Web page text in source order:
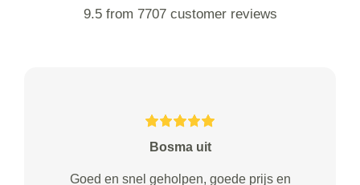
9.5 from 7707 customer reviews
Bosma uit
Goed en snel geholpen, goede prijs en